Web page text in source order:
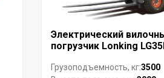
Электрический
погрузчик Lonking
Грузоподъемность, кг:3500